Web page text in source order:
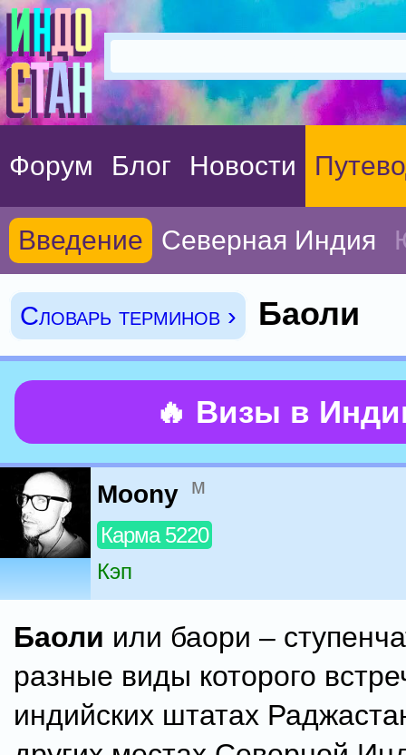
Форум Блог Новости
Введение Северная Индия
Словарь терминов › Баоли
🔥 Визы в
Moony м
Карма 5220
Кэп
Баоли или баори –
разные виды которого
индийских штатах